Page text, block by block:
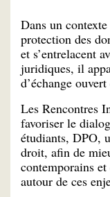
Dans un
protection des
et s’entrelacent
juridiques, il
d’échange
Les Rencontres
favoriser le
étudiants, DPO,
droit, afin de
contemporains
autour de ces